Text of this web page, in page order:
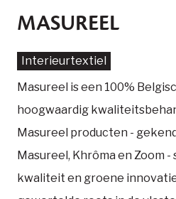
MASUREEL
Interieurtextiel
Masureel is een 100%
hoogwaardig
Masureel producten -
Masureel, Khrôma en Zoom
kwaliteit en groene